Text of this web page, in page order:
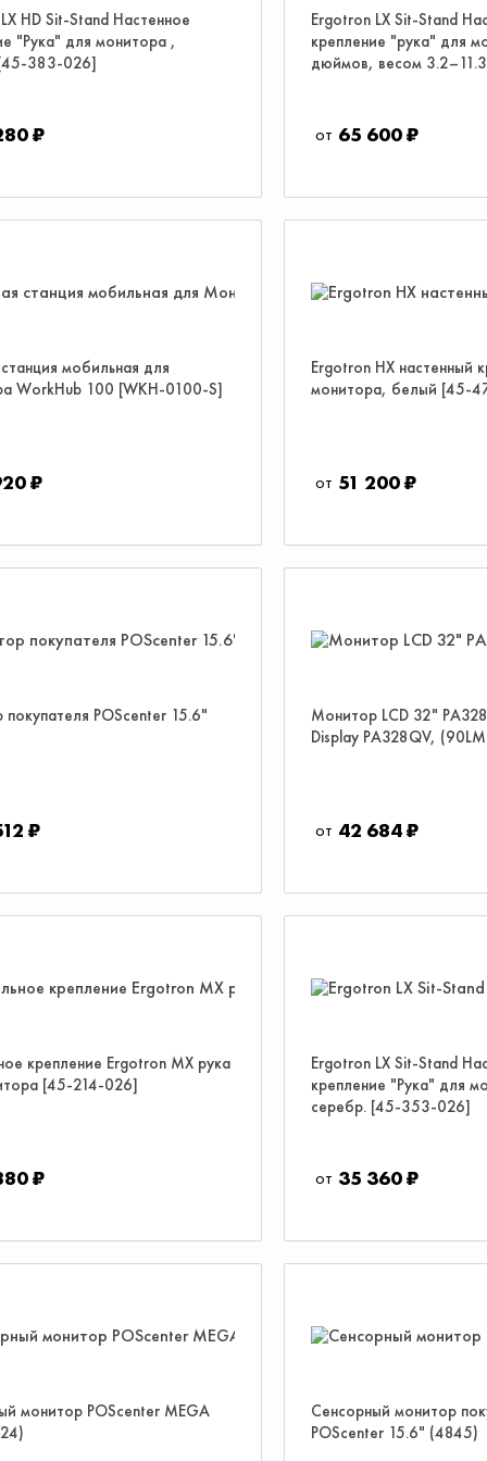
HD Sit-Stand Настенное
"Рука" для монитора ,
383-026]
₽
Ergotron LX Sit-Stand
крепление "рука" для
дюймов, весом
65 600 ₽
мобильная для
WorkHub 100 [WKH-0100-S]
₽
Ergotron HX настенный
монитора, белый [45-
51 200 ₽
POScenter 15.6"
₽
Монитор LCD 32"
Display PA328QV,
42 684 ₽
крепление Ergotron MX рука
[45-214-026]
₽
Ergotron LX Sit-Stand
крепление "Рука" для
серебр. [45-353-026]
35 360 ₽
монитор POScenter MEGA
Сенсорный монитор
POScenter 15.6" (4845)